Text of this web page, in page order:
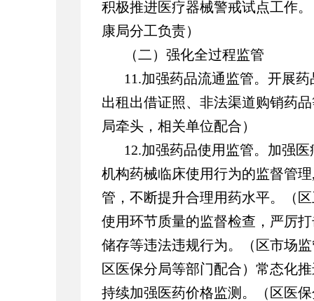
积极推进医疗器械警戒试点工作
康局分工负责）
（二）强化全过程监管
11.加强药品流通监管。开展
出租出借证照、非法渠道购销药
局牵头，相关单位配合）
12.加强药品使用监管。加强
机构药械临床使用行为的监督管
管，不断提升合理用药水平。（
使用环节质量的监督检查，严厉
储存等违法违规行为。（区市场
区医保分局等部门配合）常态化
持续加强医药价格监测。（区医